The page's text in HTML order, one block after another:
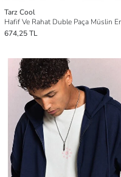
Tarz Cool
674,25 TL